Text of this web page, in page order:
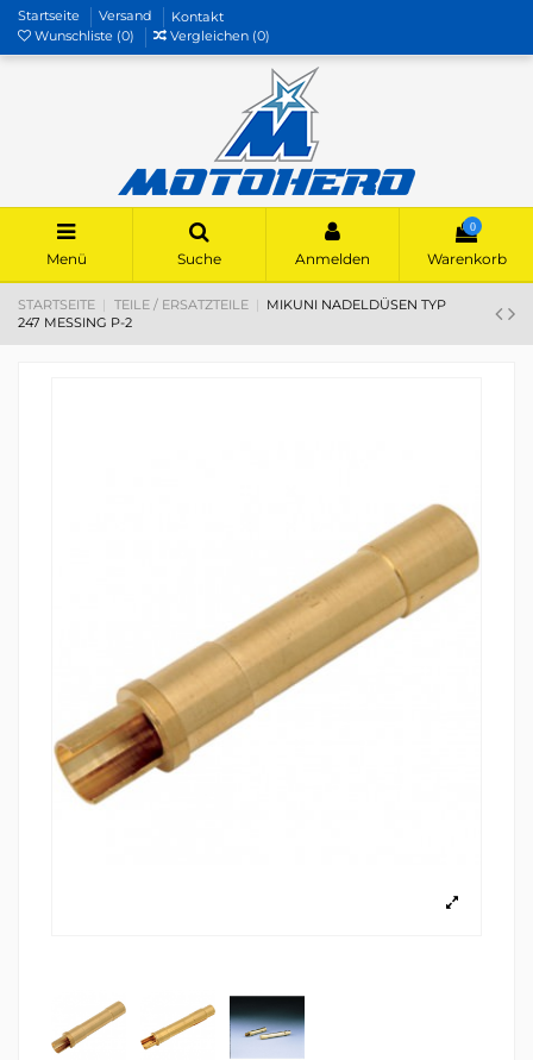
Startseite Versand
Kontakt
Wunschliste (0) Vergleichen (0)
Menü Suche Anmelden
0
Warenkorb
STARTSEITE TEILE / ERSATZTEILE
MIKUNI NADELDÜSEN TYP
247 MESSING P-2